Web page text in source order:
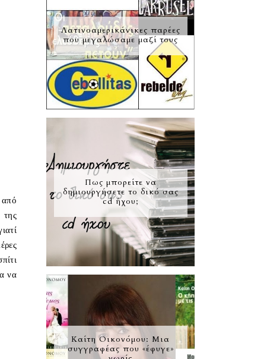
να
Λατινοαμερικάνικες παρέες
που μεγαλώσαμε μαζί τους
Πως μπορείτε να
δημιουργήσετε το δικό σας
cd ήχου;
Καίτη Οικονόμου: Μια
συγγραφέας που «έφυγε»